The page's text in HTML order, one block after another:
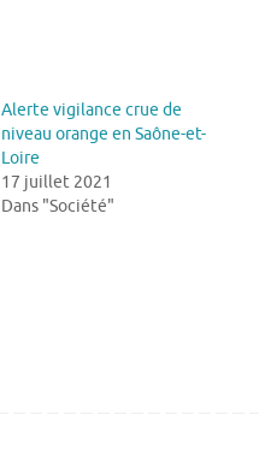
Alerte vigilance crue de
niveau orange en Saône-et-
Loire
17 juillet 2021
Dans "Société"